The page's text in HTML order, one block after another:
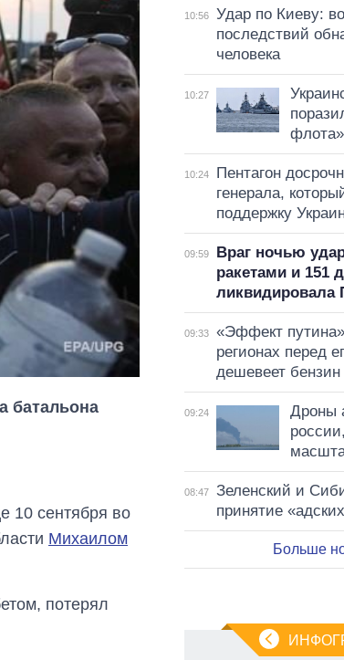
батальона
10 сентября во
Михаилом
потерял
10:56
Удар по Киеву:
последствий
человека
10:27
10:24
Пентагон
генерала,
поддержку
09:59
Враг ночью
ракетами и 151
ликвидировала
09:33
«Эффект
регионах перед
дешевеет бензин
09:24
Дроны
08:47
Зеленский и
принятие
Больше